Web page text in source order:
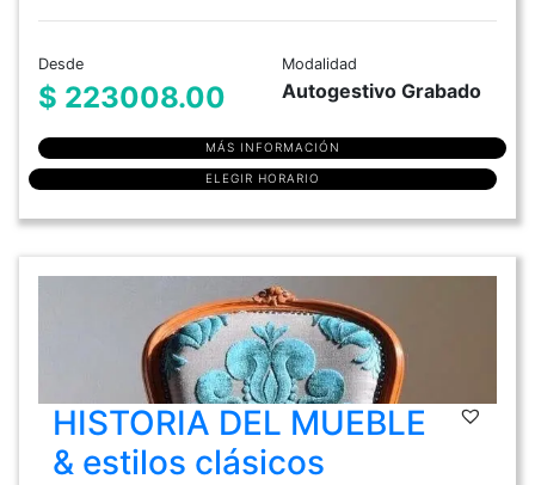
Desde
$ 223008.00
Modalidad
Autogestivo Grabado
MÁS INFORMACIÓN
ELEGIR HORARIO
HISTORIA DEL MUEBLE
& estilos clásicos